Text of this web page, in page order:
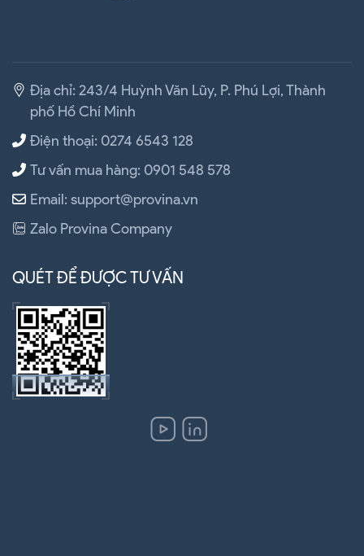
Địa chỉ: 243/4 Huỳnh Văn Lũy, P. Phú Lợi, Thành
phố Hồ Chí Minh
Điện thoại: 0274 6543 128
Tư vấn mua hàng: 0901 548 578
Email: support@provina.vn
Zalo Provina Company
QUÉT ĐỂ ĐƯỢC TƯ VẤN